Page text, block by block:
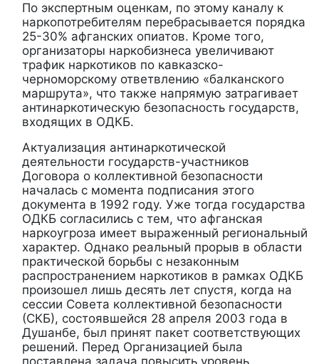
По экспертным оценкам, по этому каналу к
наркопотребителям перебрасывается порядка
25-30% афганских опиатов. Кроме того,
организаторы наркобизнеса увеличивают
трафик наркотиков по кавказско-
черноморскому ответвлению «балканского
маршрута», что также напрямую затрагивает
антинаркотическую безопасность государств,
входящих в ОДКБ.
Актуализация антинаркотической
деятельности государств-участников
Договора о коллективной безопасности
началась с момента подписания этого
документа в 1992 году. Уже тогда государства
ОДКБ согласились с тем, что афганская
наркоугроза имеет выраженный региональный
характер. Однако реальный прорыв в области
практической борьбы с незаконным
распространением наркотиков в рамках ОДКБ
произошел лишь десять лет спустя, когда на
сессии Совета коллективной безопасности
(СКБ), состоявшейся 28 апреля 2003 года в
Душанбе, был принят пакет соответствующих
решений. Перед Организацией была